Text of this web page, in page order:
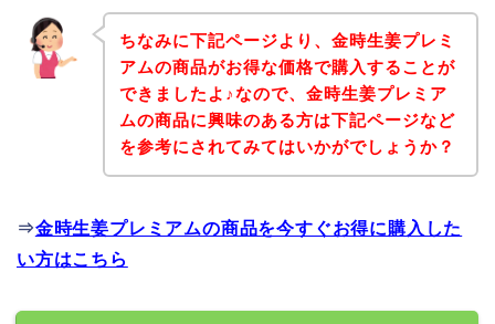
ちなみに下記ページより、金時生姜プレミ
アムの商品がお得な価格で購入することが
できましたよ♪なので、金時生姜プレミア
ムの商品に興味のある方は下記ページなど
を参考にされてみてはいかがでしょうか？
⇒金時生姜プレミアムの商品を今すぐお得に購入した
い方はこちら